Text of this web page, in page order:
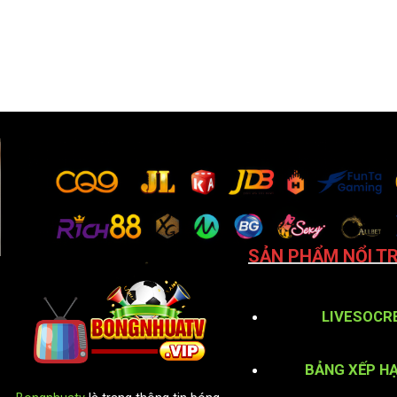
SẢN PHẨM NỔI
BẢNG XẾP